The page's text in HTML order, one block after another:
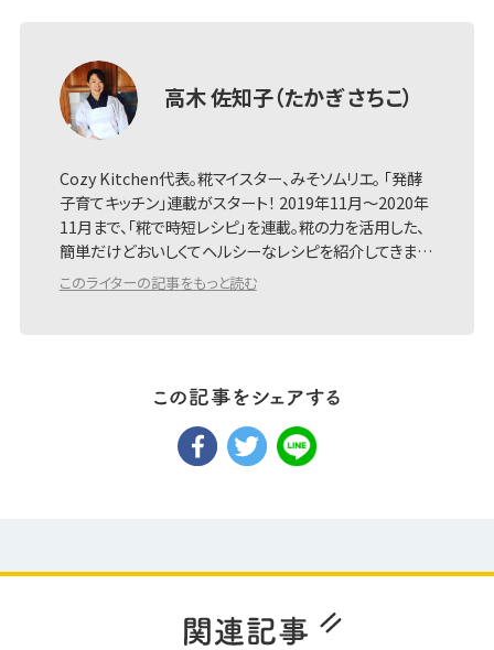
高木 佐知子（たかぎ さちこ）
Cozy Kitchen代表。糀マイスター、みそソムリエ。 「発酵
子育てキッチン」連載がスタート！ 2019年11月～2020年
11月まで、「糀で時短レシピ」を連載。糀の力を活用した、
簡単だけどおいしくてヘルシーなレシピを紹介してきま…
このライターの記事をもっと読む